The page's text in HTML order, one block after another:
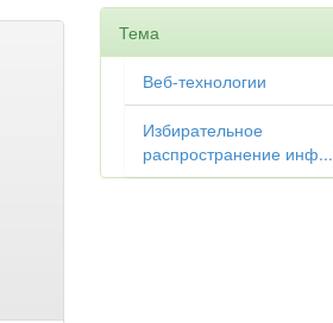
Тема
Веб-технологии
Избирательное
распространение инф...